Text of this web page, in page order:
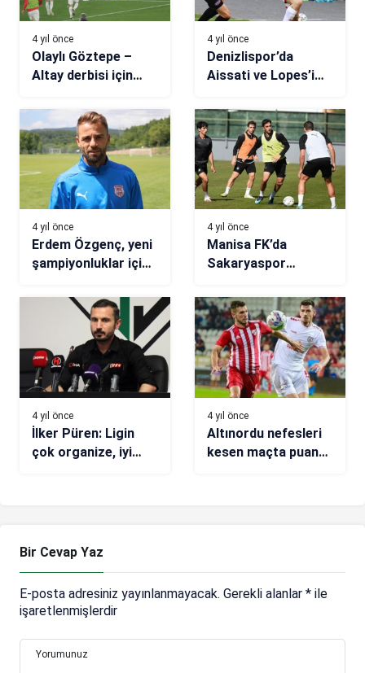
4 yıl önce
Olaylı Göztepe –
Altay derbisi için
4 yıl önce
Denizlispor’da
Aissati ve Lopes’i
4 yıl önce
Erdem Özgenç, yeni
şampiyonluklar için
4 yıl önce
Manisa FK’da
Sakaryaspor
4 yıl önce
İlker Püren: Ligin
çok organize, iyi
4 yıl önce
Altınordu nefesleri
kesen maçta puan
Bir Cevap Yaz
E-posta adresiniz yayınlanmayacak. Gerekli alanlar * ile
işaretlenmişlerdir
Yorumunuz